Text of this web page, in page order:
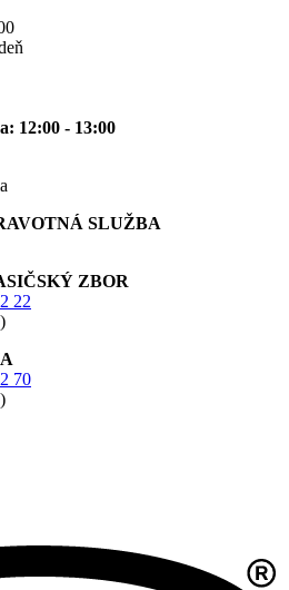
12:00 - 13:00
SLUŽBA
ZBOR
22
)
70
)